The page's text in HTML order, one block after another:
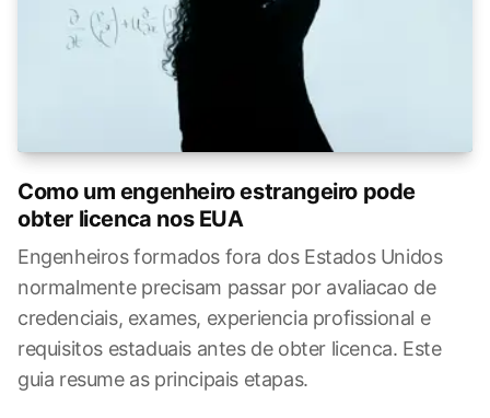
Como um engenheiro estrangeiro pode
obter licenca nos EUA
Engenheiros formados fora dos Estados Unidos
normalmente precisam passar por avaliacao de
credenciais, exames, experiencia profissional e
requisitos estaduais antes de obter licenca. Este
guia resume as principais etapas.